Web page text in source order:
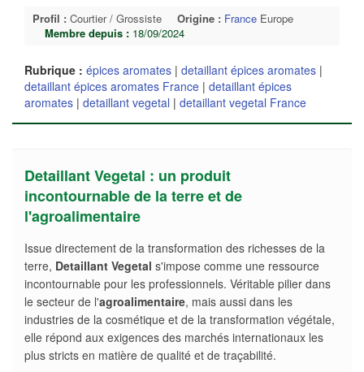
Profil : Courtier / Grossiste Origine : France Europe
Membre depuis : 18/09/2024
Rubrique : épices aromates | detaillant épices aromates |
detaillant épices aromates France | detaillant épices
aromates | detaillant vegetal | detaillant vegetal France
Detaillant Vegetal : un produit
incontournable de la terre et de
l'agroalimentaire
Issue directement de la transformation des richesses de la
terre, Detaillant Vegetal s'impose comme une ressource
incontournable pour les professionnels. Véritable pilier dans
le secteur de l'agroalimentaire, mais aussi dans les
industries de la cosmétique et de la transformation végétale,
elle répond aux exigences des marchés internationaux les
plus stricts en matière de qualité et de traçabilité.